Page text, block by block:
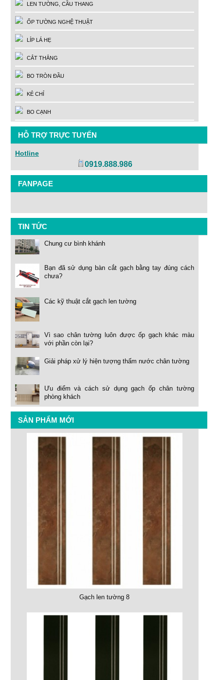
LEN TƯỜNG, CẦU THANG
ỐP TƯỜNG NGHỆ THUẬT
LÍP LÁ HẸ
CẮT THẲNG
BO TRÒN ĐẦU
KẺ CHỈ
BO CẠNH
HỖ TRỢ TRỰC TUYẾN
Hotline
0919.888.986
FANPAGE
TIN TỨC
Chung cư bình khánh
Bạn đã sử dụng bàn cắt gạch bằng tay đúng cách
chưa?
Các kỹ thuật cắt gạch len tường
Vì sao chân tường luôn được ốp gạch khác màu
với phần còn lại?
Giải pháp xử lý hiện tượng thấm nước chân tường
Ưu điểm và cách sử dụng gạch ốp chân tường
phòng khách
SẢN PHẨM MỚI
Gạch len tường 8